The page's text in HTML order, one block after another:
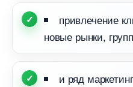
привлечение
новые рынки,
и ряд